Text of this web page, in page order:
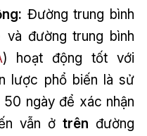
Đường trung bình
và đường trung bình
) hoạt động tốt với
lược phổ biến là sử
ngày để xác nhận
vẫn ởtrên đường